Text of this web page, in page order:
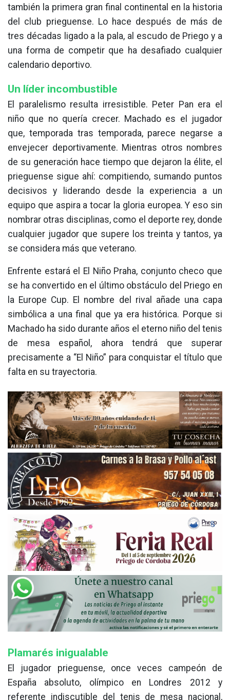
también la primera gran final continental en la historia
del club prieguense. Lo hace después de más de
tres décadas ligado a la pala, al escudo de Priego y a
una forma de competir que ha desafiado cualquier
calendario deportivo.
Un líder incombustible
El paralelismo resulta irresistible. Peter Pan era el
niño que no quería crecer. Machado es el jugador
que, temporada tras temporada, parece negarse a
envejecer deportivamente. Mientras otros nombres
de su generación hace tiempo que dejaron la élite, el
prieguense sigue ahí: compitiendo, sumando puntos
decisivos y liderando desde la experiencia a un
equipo que aspira a tocar la gloria europea. Y eso sin
nombrar otras disciplinas, como el deporte rey, donde
cualquier jugador que supere los treinta y tantos, ya
se considera más que veterano.
Enfrente estará el El Niño Praha, conjunto checo que
se ha convertido en el último obstáculo del Priego en
la Europe Cup. El nombre del rival añade una capa
simbólica a una final que ya era histórica. Porque si
Machado ha sido durante años el eterno niño del tenis
de mesa español, ahora tendrá que superar
precisamente a “El Niño” para conquistar el título que
falta en su trayectoria.
Plamarés inigualable
El jugador prieguense, once veces campeón de
España absoluto, olímpico en Londres 2012 y
referente indiscutible del tenis de mesa nacional,